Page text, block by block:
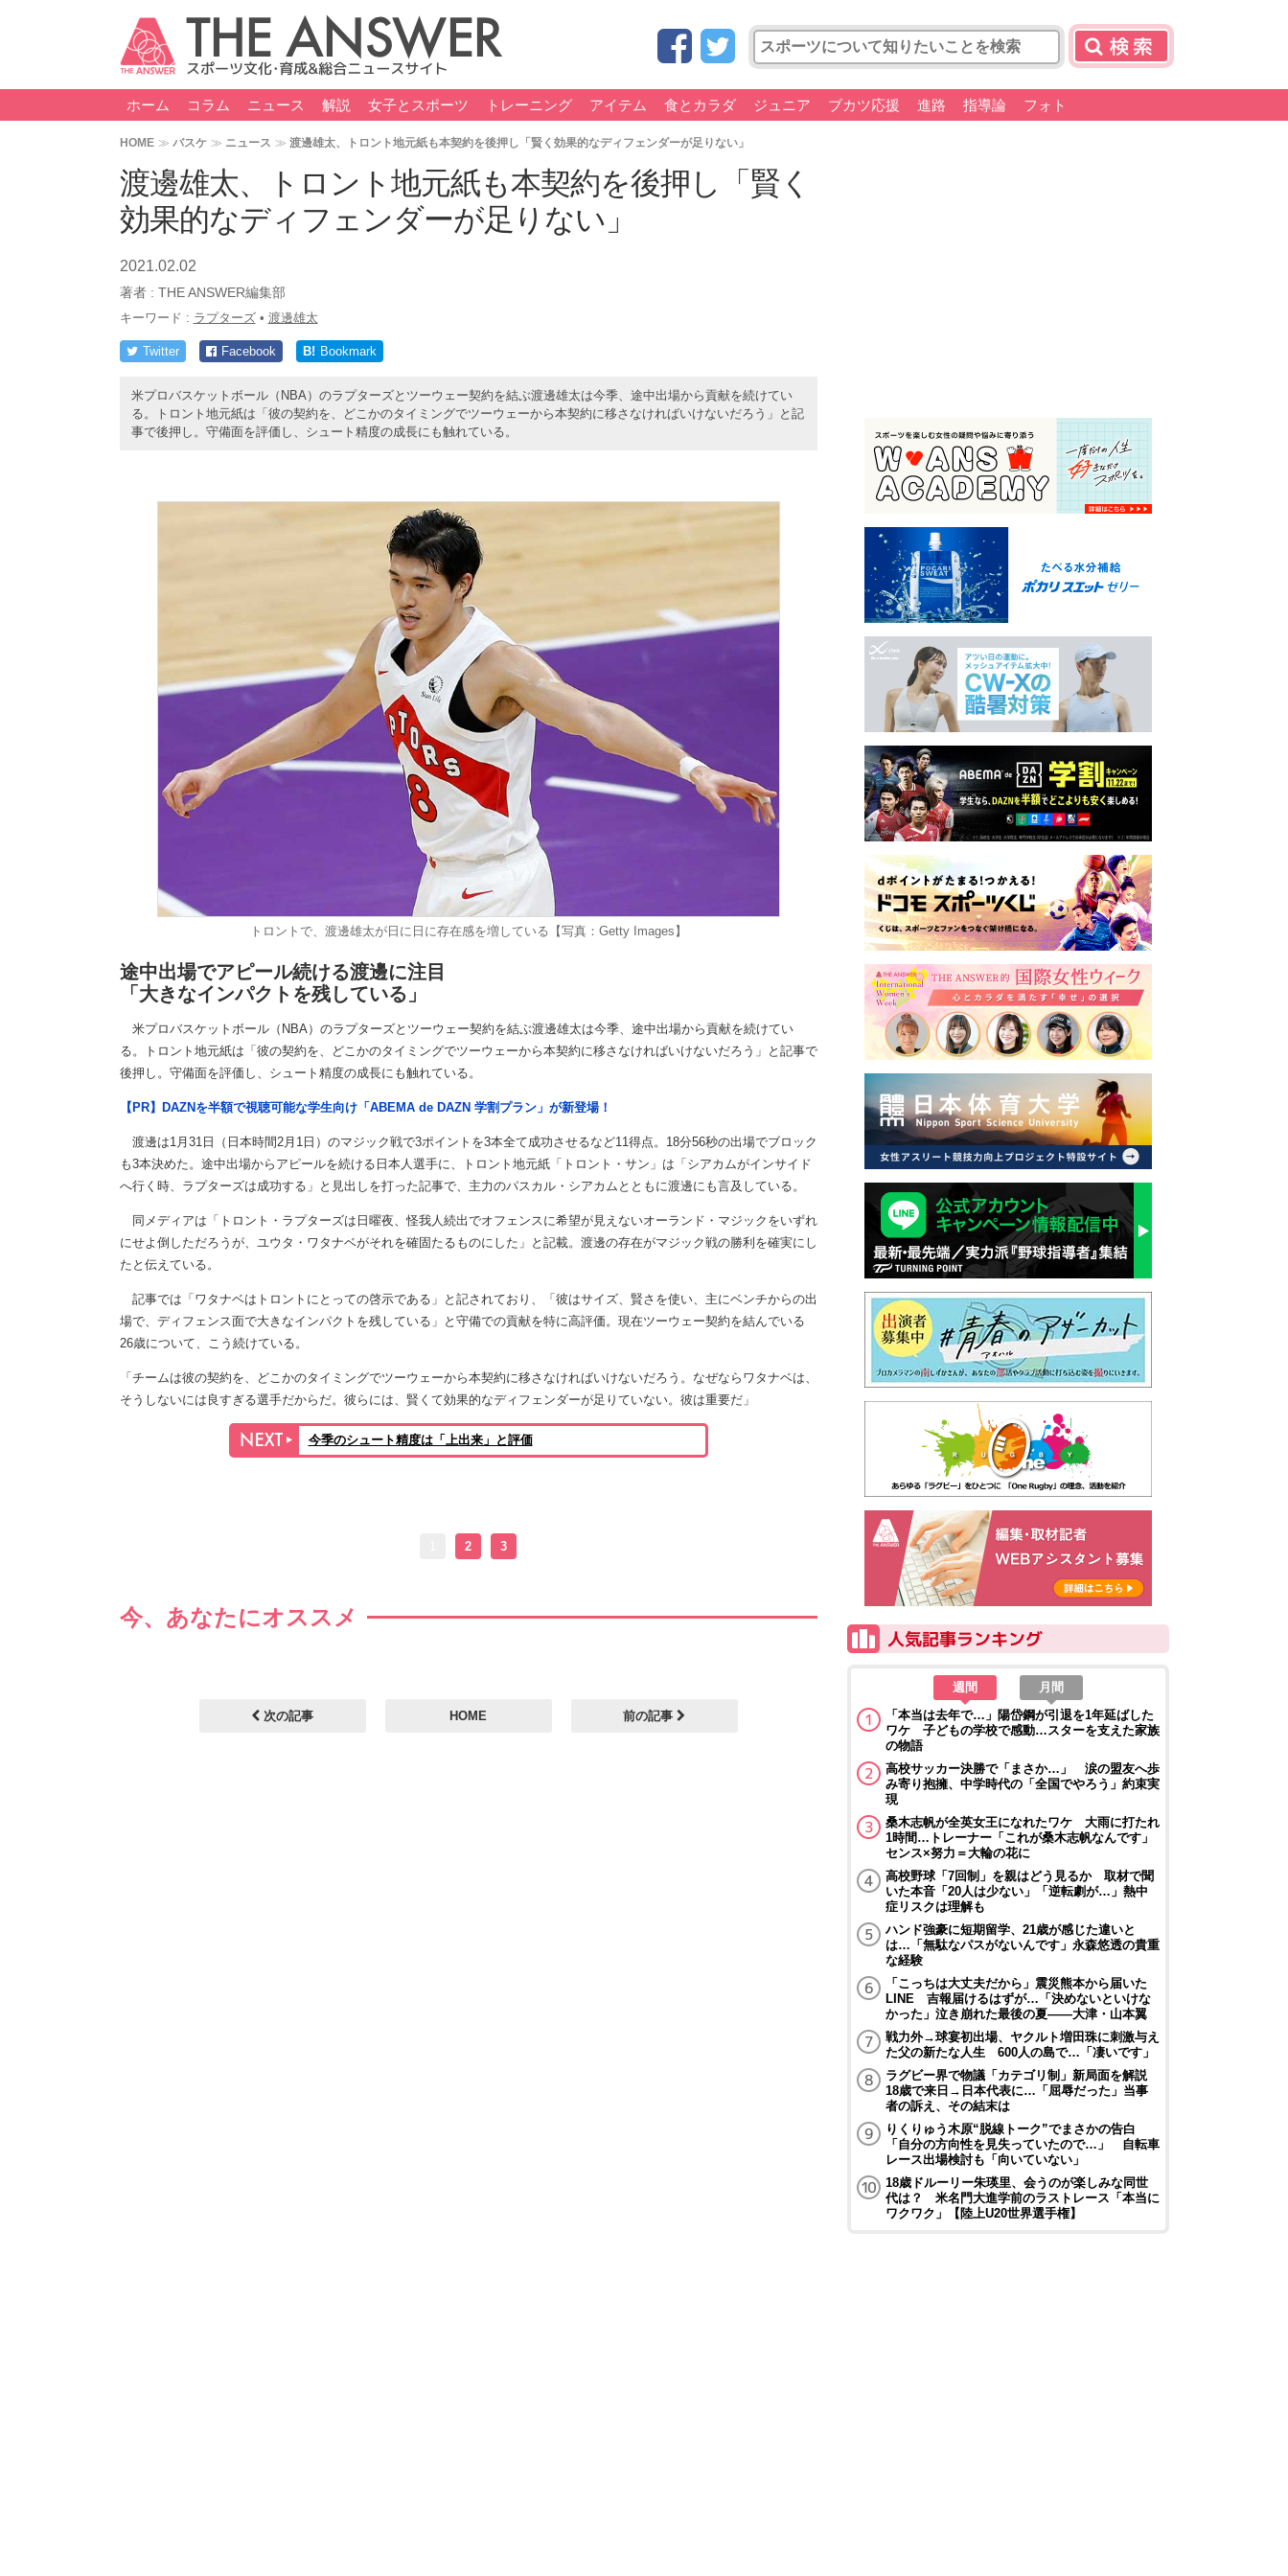
ホーム コラム ニュース 解説 女子とスポーツ トレーニング アイテム 食とカラダ ジュニア ブカツ応援 進路 指導論 フォト
HOME バスケ ニュース 渡邊雄太、トロント地元紙も本契約を後押し「賢く効果的なディフェンダーが足りない」
渡邊雄太、トロント地元紙も本契約を後押し「賢く
効果的なディフェンダーが足りない」
2021.02.02
著者 : THE ANSWER編集部
キーワード : ラプターズ• 渡邊雄太
Twitter Facebook B! Bookmark
米プロバスケットボール（NBA）のラプターズとツーウェー契約を結ぶ渡邊雄太は今季、途中出場から貢献を続けてい
る。トロント地元紙は「彼の契約を、どこかのタイミングでツーウェーから本契約に移さなければいけないだろう」と記
事で後押し。守備面を評価し、シュート精度の成長にも触れている。
トロントで、渡邊雄太が日に日に存在感を増している【写真：Getty Images】
途中出場でアピール続ける渡邊に注目
「大きなインパクトを残している」
米プロバスケットボール（NBA）のラプターズとツーウェー契約を結ぶ渡邊雄太は今季、途中出場から貢献を続けてい
る。トロント地元紙は「彼の契約を、どこかのタイミングでツーウェーから本契約に移さなければいけないだろう」と記事で
後押し。守備面を評価し、シュート精度の成長にも触れている。
【PR】DAZNを半額で視聴可能な学生向け「ABEMA de DAZN 学割プラン」が新登場！
渡邊は1月31日（日本時間2月1日）のマジック戦で3ポイントを3本全て成功させるなど11得点。18分56秒の出場でブロック
も3本決めた。途中出場からアピールを続ける日本人選手に、トロント地元紙「トロント・サン」は「シアカムがインサイド
へ行く時、ラプターズは成功する」と見出しを打った記事で、主力のパスカル・シアカムとともに渡邊にも言及している。
同メディアは「トロント・ラプターズは日曜夜、怪我人続出でオフェンスに希望が見えないオーランド・マジックをいずれ
にせよ倒しただろうが、ユウタ・ワタナベがそれを確固たるものにした」と記載。渡邊の存在がマジック戦の勝利を確実にし
たと伝えている。
記事では「ワタナベはトロントにとっての啓示である」と記されており、「彼はサイズ、賢さを使い、主にベンチからの出
場で、ディフェンス面で大きなインパクトを残している」と守備での貢献を特に高評価。現在ツーウェー契約を結んでいる
26歳について、こう続けている。
「チームは彼の契約を、どこかのタイミングでツーウェーから本契約に移さなければいけないだろう。なぜならワタナベは、
そうしないには良すぎる選手だからだ。彼らには、賢くて効果的なディフェンダーが足りていない。彼は重要だ」
今季のシュート精度は「上出来」と評価
2 3
今、あなたにオススメ
次の記事 HOME 前の記事
週間
月間
「本当は去年で…」陽岱鋼が引退を1年延ばした
ワケ 子どもの学校で感動…スターを支えた家族
の物語
高校サッカー決勝で「まさか…」 涙の盟友へ歩
み寄り抱擁、中学時代の「全国でやろう」約束実
現
桑木志帆が全英女王になれたワケ 大雨に打たれ
1時間…トレーナー「これが桑木志帆なんです」
センス×努力＝大輪の花に
高校野球「7回制」を親はどう見るか 取材で聞
いた本音「20人は少ない」「逆転劇が…」熱中
症リスクは理解も
ハンド強豪に短期留学、21歳が感じた違いと
は…「無駄なパスがないんです」永森悠透の貴重
な経験
「こっちは大丈夫だから」震災熊本から届いた
LINE 吉報届けるはずが…「決めないといけな
かった」泣き崩れた最後の夏――大津・山本翼
戦力外→球宴初出場、ヤクルト増田珠に刺激与え
た父の新たな人生 600人の島で…「凄いです」
ラグビー界で物議「カテゴリ制」新局面を解説
18歳で来日→日本代表に…「屈辱だった」当事
者の訴え、その結末は
りくりゅう木原“脱線トーク”でまさかの告白
「自分の方向性を見失っていたので…」 自転車
レース出場検討も「向いていない」
18歳ドルーリー朱瑛里、会うのが楽しみな同世
代は？ 米名門大進学前のラストレース「本当に
ワクワク」【陸上U20世界選手権】